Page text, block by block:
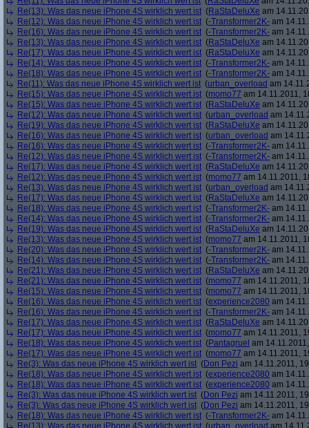
Re(13): Was das neue iPhone 4S wirklich wert ist (RaStaDeluXe am
Re(12): Was das neue iPhone 4S wirklich wert ist (-Transformer2K- am
Re(16): Was das neue iPhone 4S wirklich wert ist (-Transformer2K- am
Re(13): Was das neue iPhone 4S wirklich wert ist (RaStaDeluXe am
Re(17): Was das neue iPhone 4S wirklich wert ist (RaStaDeluXe am
Re(14): Was das neue iPhone 4S wirklich wert ist (-Transformer2K- am
Re(18): Was das neue iPhone 4S wirklich wert ist (-Transformer2K- am
Re(11): Was das neue iPhone 4S wirklich wert ist (urban_overload am
Re(15): Was das neue iPhone 4S wirklich wert ist (momo77 am 14.11.2011,
Re(15): Was das neue iPhone 4S wirklich wert ist (RaStaDeluXe am
Re(12): Was das neue iPhone 4S wirklich wert ist (urban_overload am
Re(19): Was das neue iPhone 4S wirklich wert ist (RaStaDeluXe am
Re(16): Was das neue iPhone 4S wirklich wert ist (urban_overload am
Re(16): Was das neue iPhone 4S wirklich wert ist (-Transformer2K- am
Re(12): Was das neue iPhone 4S wirklich wert ist (-Transformer2K- am
Re(17): Was das neue iPhone 4S wirklich wert ist (RaStaDeluXe am
Re(12): Was das neue iPhone 4S wirklich wert ist (momo77 am 14.11.2011,
Re(13): Was das neue iPhone 4S wirklich wert ist (urban_overload am
Re(17): Was das neue iPhone 4S wirklich wert ist (RaStaDeluXe am
Re(18): Was das neue iPhone 4S wirklich wert ist (-Transformer2K- am
Re(14): Was das neue iPhone 4S wirklich wert ist (-Transformer2K- am
Re(19): Was das neue iPhone 4S wirklich wert ist (RaStaDeluXe am
Re(13): Was das neue iPhone 4S wirklich wert ist (momo77 am 14.11.2011,
Re(20): Was das neue iPhone 4S wirklich wert ist (-Transformer2K- am
Re(14): Was das neue iPhone 4S wirklich wert ist (-Transformer2K- am
Re(21): Was das neue iPhone 4S wirklich wert ist (RaStaDeluXe am
Re(21): Was das neue iPhone 4S wirklich wert ist (momo77 am 14.11.2011,
Re(15): Was das neue iPhone 4S wirklich wert ist (momo77 am 14.11.2011,
Re(16): Was das neue iPhone 4S wirklich wert ist (experience2080 am
Re(16): Was das neue iPhone 4S wirklich wert ist (-Transformer2K- am
Re(17): Was das neue iPhone 4S wirklich wert ist (RaStaDeluXe am
Re(17): Was das neue iPhone 4S wirklich wert ist (momo77 am 14.11.2011,
Re(18): Was das neue iPhone 4S wirklich wert ist (Pantagruel am
Re(17): Was das neue iPhone 4S wirklich wert ist (momo77 am 14.11.2011,
Re(3): Was das neue iPhone 4S wirklich wert ist (Don Pezi am 14.11.2011,
Re(18): Was das neue iPhone 4S wirklich wert ist (experience2080 am
Re(18): Was das neue iPhone 4S wirklich wert ist (experience2080 am
Re(3): Was das neue iPhone 4S wirklich wert ist (Don Pezi am 14.11.2011,
Re(3): Was das neue iPhone 4S wirklich wert ist (Don Pezi am 14.11.2011,
Re(18): Was das neue iPhone 4S wirklich wert ist (-Transformer2K- am
Re(13): Was das neue iPhone 4S wirklich wert ist (urban_overload am